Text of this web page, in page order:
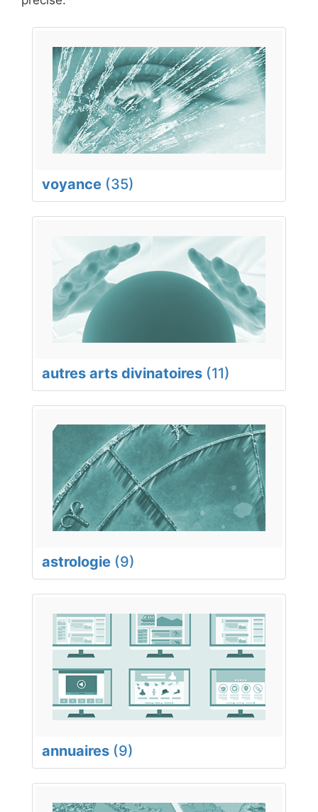
voyance (35)
autres arts divinatoires (11)
astrologie (9)
annuaires (9)